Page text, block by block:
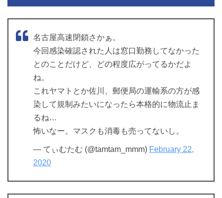
名古屋高速閉鎖さかぁ。
今回感染確認された人は窓口勤務してなかった
とのことだけど、どの程度広がってるかだよ
ね。
これヤマトとか佐川、郵便局の運輸系の方が感
染して規制みたいになったら本格的に物流止ま
るね…
怖いなー。マスクも消毒も売ってないし。
— てぃむたむ (@tamtam_mmm) February 22,
2020